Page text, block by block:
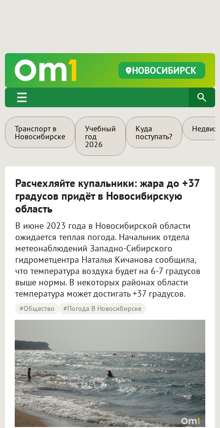
НОВОСИБИРСК
Транспорт в
Новосибирске
Учебный
год
2026
Куда
поступать?
Расчехляйте купальники: жара до +37
градусов придёт в Новосибирскую
область
В июне 2023 года в Новосибирской области
ожидается теплая погода. Начальник отдела
метеонаблюдений Западно-Сибирского
гидрометцентра Наталья Кичанова сообщила,
что температура воздуха будет на 6-7 градусов
выше нормы. В некоторых районах области
температура может достигать +37 градусов.
#Общество #Погода В Новосибирске